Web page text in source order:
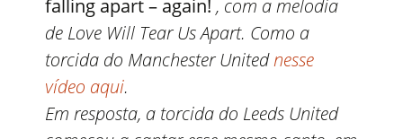
falling apart – again! , com a melodia
de Love Will Tear Us Apart. Como a
torcida do Manchester Unitednesse
vídeo aqui.
Em resposta, a torcida do Leeds United